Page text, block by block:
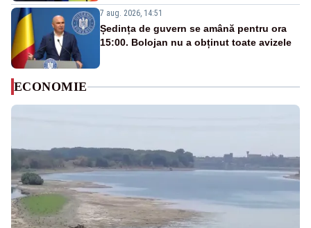
7 aug. 2026, 14:51
Ședința de guvern se amână pentru ora
15:00. Bolojan nu a obținut toate avizele
ECONOMIE